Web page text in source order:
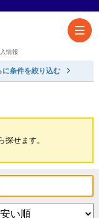
情報
に条件を絞り込む
探せます。